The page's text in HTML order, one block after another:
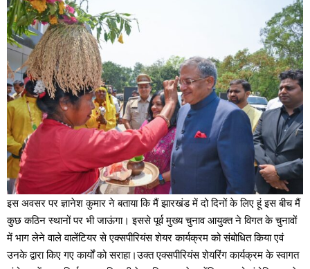
इस अवसर पर ज्ञानेश कुमार ने बताया कि मैं झारखंड में दो दिनों के लिए हूं इस बीच मैं
कुछ कठिन स्थानों पर भी जाऊंगा। इससे पूर्व मुख्य चुनाव आयुक्त ने विगत के चुनावों
में भाग लेने वाले वालेंटियर से एक्सपीरियंस शेयर कार्यक्रम को संबोधित किया एवं
उनके द्वारा किए गए कार्यों को सराहा।उक्त एक्सपीरियंस शेयरिंग कार्यक्रम के स्वागत